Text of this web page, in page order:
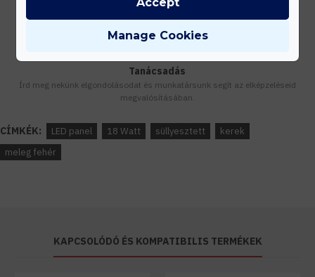
Készleten lévő termékeinket akár 24 órán belül megkaphatod!
Tanácsadás
Írd meg nekünk elgondolásodat és munkatársunk segít az elképzeléseid
megvalósításában.
CÍMKÉK: LED panel 18 Watt süllyesztett
kerek
meleg fehér
KAPCSOLÓDÓ ÉS KOMPATIBILIS TERMÉKEK
Manage Cookies
Accept